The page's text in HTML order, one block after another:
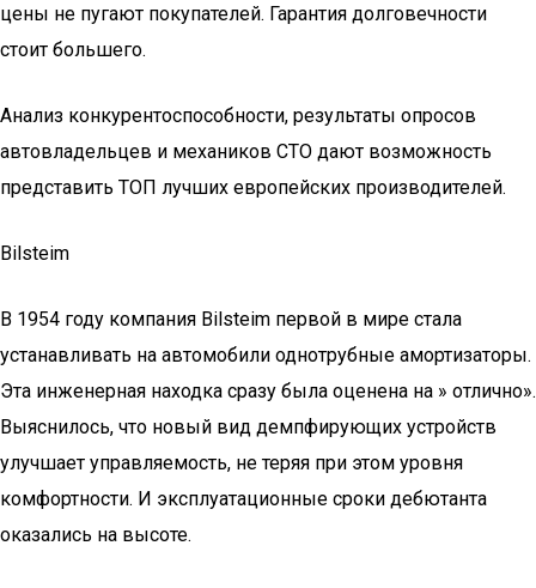
цены не пугают покупателей. Гарантия долговечности
стоит большего.
Анализ конкурентоспособности, результаты опросов
автовладельцев и механиков СТО дают возможность
представить ТОП лучших европейских производителей.
Bilsteim
В 1954 году компания Bilsteim первой в мире стала
устанавливать на автомобили однотрубные амортизаторы.
Эта инженерная находка сразу была оценена на » отлично».
Выяснилось, что новый вид демпфирующих устройств
улучшает управляемость, не теряя при этом уровня
комфортности. И эксплуатационные сроки дебютанта
оказались на высоте.